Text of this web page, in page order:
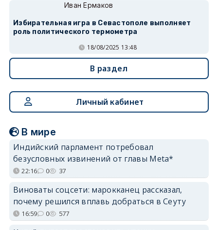
Иван Ермаков
Избирательная игра в Севастополе выполняет
роль политического термометра
18/08/2025 13:48
В раздел
Личный кабинет
В мире
Индийский парламент потребовал
безусловных извинений от главы Meta*
22:16 0 37
Виноваты соцсети: марокканец рассказал,
почему решился вплавь добраться в Сеуту
16:59 0 577